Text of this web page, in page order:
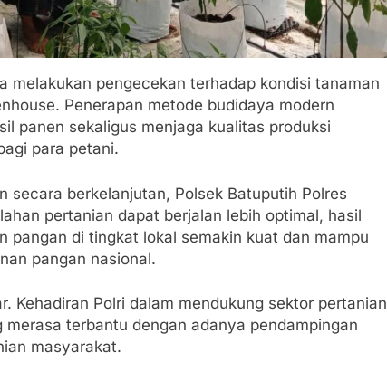
melakukan pengecekan terhadap kondisi tanaman
Penerapan metode budidaya modern
panen sekaligus menjaga kualitas produksi
para petani.
secara berkelanjutan, Polsek Batuputih Polres
pertanian dapat berjalan lebih optimal, hasil
pangan di tingkat lokal semakin kuat dan mampu
pangan nasional.
Kehadiran Polri dalam mendukung sektor pertanian
terbantu dengan adanya pendampingan
masyarakat.